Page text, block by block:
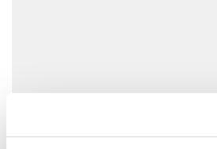
Bitte lösen Sie die Rechenaufgabe.